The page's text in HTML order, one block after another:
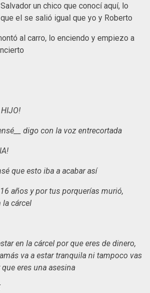
un chico que conocí aquí, lo
el se salió igual que yo y Roberto
al carro, lo enciendo y empiezo a
HIJO!
digo con la voz entrecortada
que esto iba a acabar así
años y por tus porquerías murió,
la cárcel
en la cárcel por que eres de dinero,
va a estar tranquila ni tampoco vas
eres una asesina